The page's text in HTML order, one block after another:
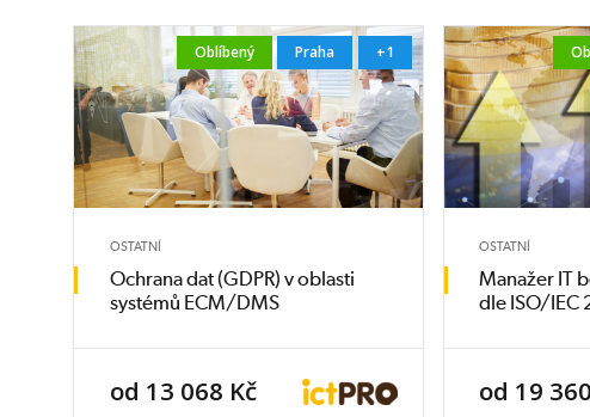
Oblíbený Praha +1
OSTATNÍ
Ochrana dat (GDPR) v oblasti
systémů ECM/DMS
od 13 068 Kč
OSTATNÍ
Manažer IT
dle ISO/IEC
od 19